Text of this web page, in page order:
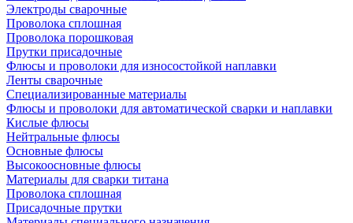
Электроды сварочные
Проволока сплошная
Проволока порошковая
Прутки присадочные
Флюсы и проволоки для износостойкой наплавки
Ленты сварочные
Специализированные материалы
Флюсы и проволоки для автоматической сварки и наплавки
Кислые флюсы
Нейтральные флюсы
Основные флюсы
Высокоосновные флюсы
Материалы для сварки титана
Проволока сплошная
Присадочные прутки